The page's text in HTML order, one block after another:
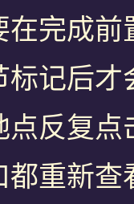
在完成
标记后
点反复
都重新查